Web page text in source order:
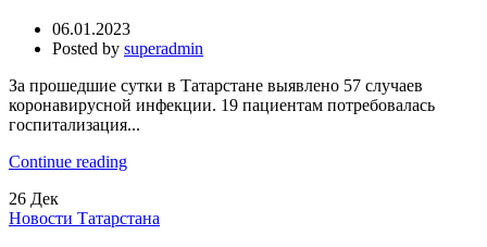
06.01.2023
Posted by superadmin
За прошедшие сутки в Татарстане выявлено 57 случаев
коронавирусной инфекции. 19 пациентам потребовалась
госпитализация...
Continue reading
26 Дек
Новости Татарстана